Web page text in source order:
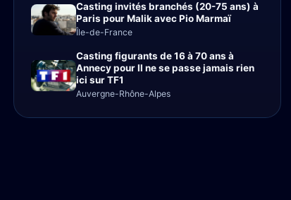
Casting invités branchés (20-75 ans) à
Paris pour Malik avec Pio Marmaï
Île-de-France
Casting figurants de 16 à 70 ans à
Annecy pour Il ne se passe jamais rien
ici sur TF1
Auvergne-Rhône-Alpes